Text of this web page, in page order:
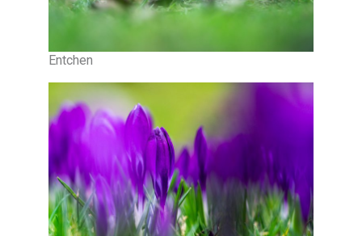
Entchen